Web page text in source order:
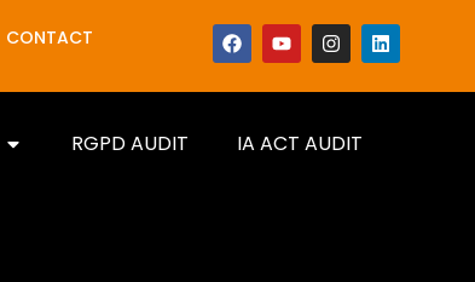
CONTACT
RGPD AUDIT IA ACT AUDIT